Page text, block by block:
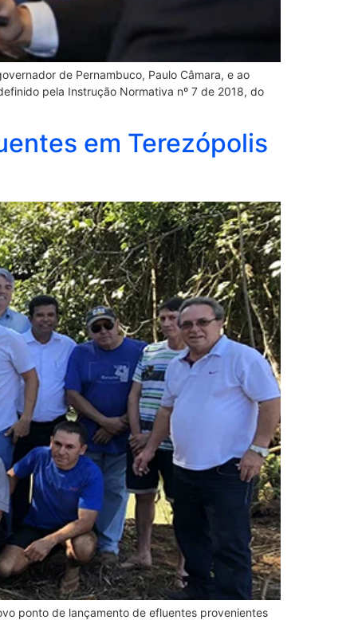
de Pernambuco, Paulo Câmara, e ao
pela Instrução Normativa nº 7 de 2018, do
em Terezópolis
ponto de lançamento de efluentes provenientes